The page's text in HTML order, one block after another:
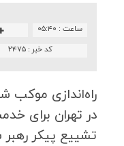
ساعت : ۰۵:۴۰
کد خبر : ۲۴۷۵
راه‌اندازی موكب
در تهران برای
تشییع پیكر